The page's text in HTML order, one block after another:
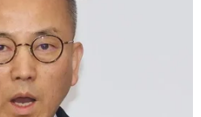
rộng lãnh thổ dưới sự kiểm
giới Ukraine.